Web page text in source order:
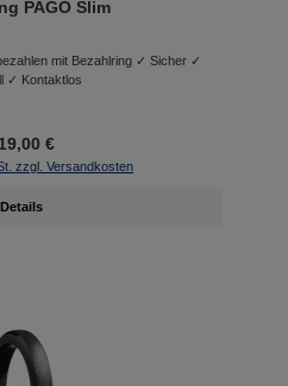
PAGO Slim
mit Bezahlring ✓ Sicher ✓
✓ Kontaktlos
€
zzgl. Versandkosten
Details